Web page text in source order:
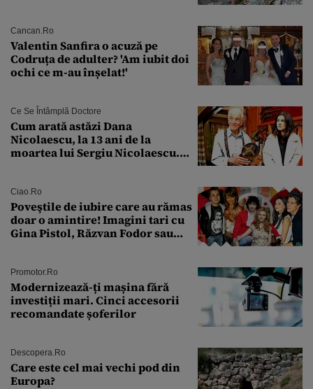
Cancan.ro
Valentin Sanfira o acuză pe
Codruța de adulter? 'Am iubit doi
ochi ce m-au înșelat!'
Ce Se Întâmplă Doctore
Cum arată astăzi Dana
Nicolaescu, la 13 ani de la
moartea lui Sergiu Nicolaescu.
Ciao.ro
Poveştile de iubire care au rămas
doar o amintire! Imagini tari cu
Gina Pistol, Răzvan Fodor sau
Promotor.ro
Modernizează-ți mașina fără
investiții mari. Cinci accesorii
recomandate șoferilor
Descopera.ro
Care este cel mai vechi pod din
Europa?